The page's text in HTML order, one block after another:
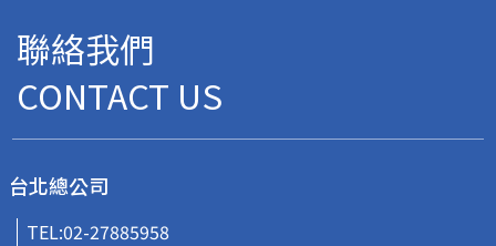
聯絡我們
CONTACT US
台北總公司
TEL:02-27885958